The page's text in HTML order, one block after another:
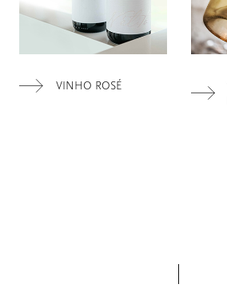
VINHO ROSÉ